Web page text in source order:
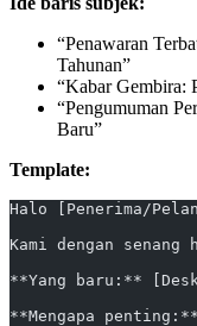
“Penawaran
Tahunan”
“Kabar Gembira:
“Pengumuman
Baru”
Template:
Halo [Penerima/
Kami dengan senang
**Yang baru:**
**Mengapa